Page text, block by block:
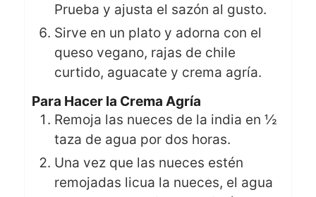
Prueba y ajusta el sazón al gusto.
Sirve en un plato y adorna con el
queso vegano, rajas de chile
curtido, aguacate y crema agría.
Para Hacer la Crema Agría
Remoja las nueces de la india en ½
taza de agua por dos horas.
Una vez que las nueces estén
remojadas licua la nueces, el agua